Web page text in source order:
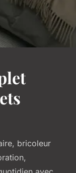
bricoleur